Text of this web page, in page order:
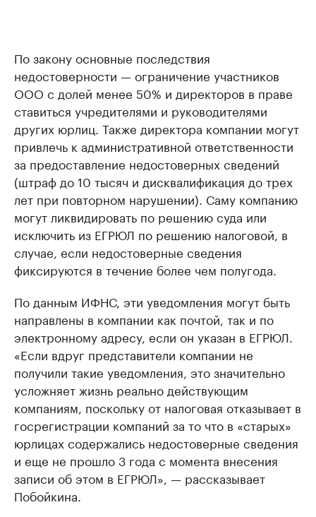
По закону основные последствия
недостоверности — ограничение участников
ООО с долей менее 50% и директоров в праве
ставиться учредителями и руководителями
других юрлиц. Также директора компании могут
привлечь к административной ответственности
за предоставление недостоверных сведений
(штраф до 10 тысяч и дисквалификация до трех
лет при повторном нарушении). Саму компанию
могут ликвидировать по решению суда или
исключить из ЕГРЮЛ по решению налоговой, в
случае, если недостоверные сведения
фиксируются в течение более чем полугода.
По данным ИФНС, эти уведомления могут быть
направлены в компании как почтой, так и по
электронному адресу, если он указан в ЕГРЮЛ.
«Если вдруг представители компании не
получили такие уведомления, это значительно
усложняет жизнь реально действующим
компаниям, поскольку от налоговая отказывает в
госрегистрации компаний за то что в «старых»
юрлицах содержались недостоверные сведения
и еще не прошло 3 года с момента внесения
записи об этом в ЕГРЮЛ», — рассказывает
Побойкина.